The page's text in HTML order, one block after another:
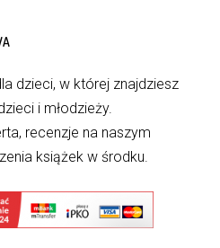
dzieci, w której znajdziesz
i młodzieży.
recenzje na naszym
książek w środku.